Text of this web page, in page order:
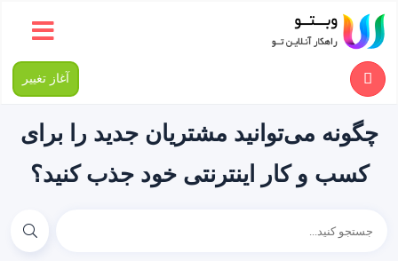
آغاز تغییر
چگونه می‌توانید مشتریان جدید را برای
کسب و کار اینترنتی خود جذب کنید؟